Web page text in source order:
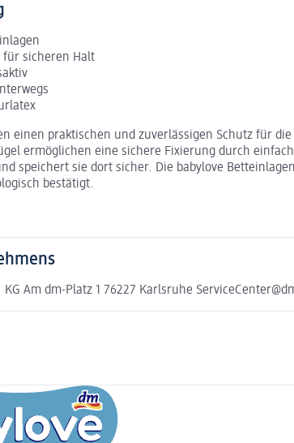
für sicheren Halt
einen praktischen und zuverlässigen Schutz für
ermöglichen eine sichere Fixierung durch
speichert sie dort sicher. Die babylove
bestätigt.
Am dm-Platz 1 76227 Karlsruhe